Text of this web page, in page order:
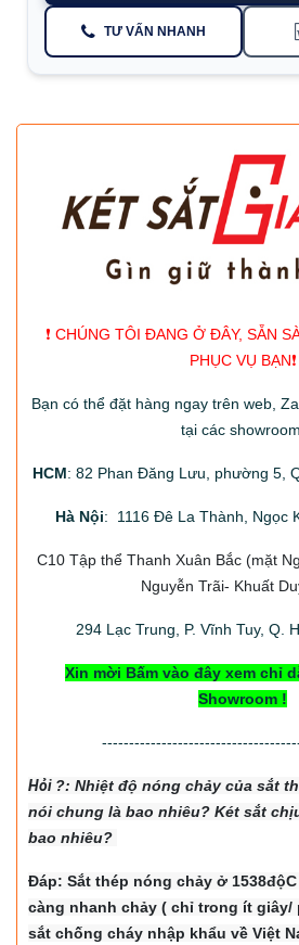
TƯ VẤN NHANH
❗️ CHÚNG TÔI ĐANG Ở ĐÂY, SẴN
PHỤC VỤ BẠN❗️
Bạn có thể đặt hàng ngay trên web,
tại các
HCM: 82 Phan Đăng Lưu, phường 5,
Hà Nội: 1116 Đê La Thành, Ngọc
C10 Tập thể Thanh Xuân Bắc (mặt
Nguyễn Trãi- Khuất
294Lạc Trung, P. Vĩnh Tuy, Q.
Xin mời Bấm vào đây xem chỉ
Showroom !
Hỏi ?: Nhiệt độ nóng chảy của sắt
nói chung là bao nhiêu? Két sắt
bao nhiêu?
Đáp: Sắt thép nóng chảy ở
càng nhanh chảy ( chỉ trong ít giây/
sắt chống cháy nhập khẩu về Việt